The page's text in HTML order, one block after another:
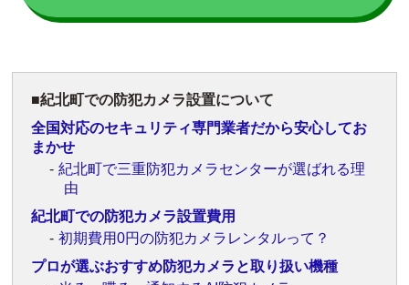
紀北町での防犯カメラ設置について
全国対応のセキュリティ専門業者だから安心してお
まかせ
紀北町で三重防犯カメラセンターが選ばれる理
由
紀北町での防犯カメラ設置費用
初期費用0円の防犯カメラレンタルって？
プロが選ぶおすすめ防犯カメラと取り扱い機種